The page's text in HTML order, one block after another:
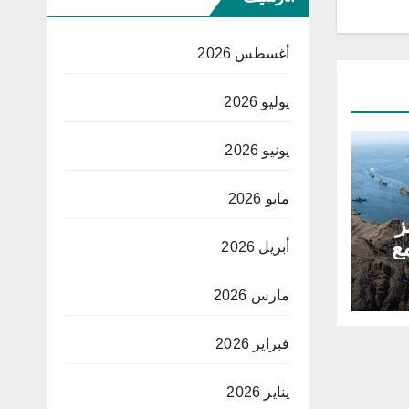
أغسطس 2026
يوليو 2026
يونيو 2026
مايو 2026
أبريل 2026
مارس 2026
فبراير 2026
يناير 2026